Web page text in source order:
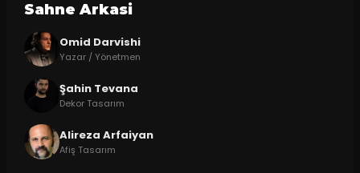
Sahne Arkasi
Omid Darvishi
Yazar / Yönetmen
Şahin Tevana
Dekor Tasarım
Alireza Arfaiyan
Afiş Tasarım